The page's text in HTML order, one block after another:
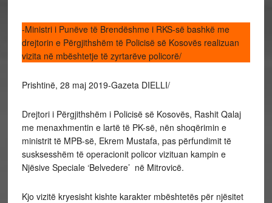
-Ministri i Punëve të Brendëshme i RKS-së bashkë me
drejtorin e Përgjithshëm të Policisë së Kosovës realizuan
vizita në mbështetje të zyrtarëve policorë/
Prishtinë, 28 maj 2019-Gazeta DIELLI/
Drejtori i Përgjithshëm i Policisë së Kosovës, Rashit Qalaj
me menaxhmentin e lartë të PK-së, nën shoqërimin e
ministrit të MPB-së, Ekrem Mustafa, pas përfundimit të
susksesshëm të operacionit policor vizituan kampin e
Njësive Speciale ‘Belvedere’ në Mitrovicë.
Kjo vizitë kryesisht kishte karakter mbështetës për njësitet